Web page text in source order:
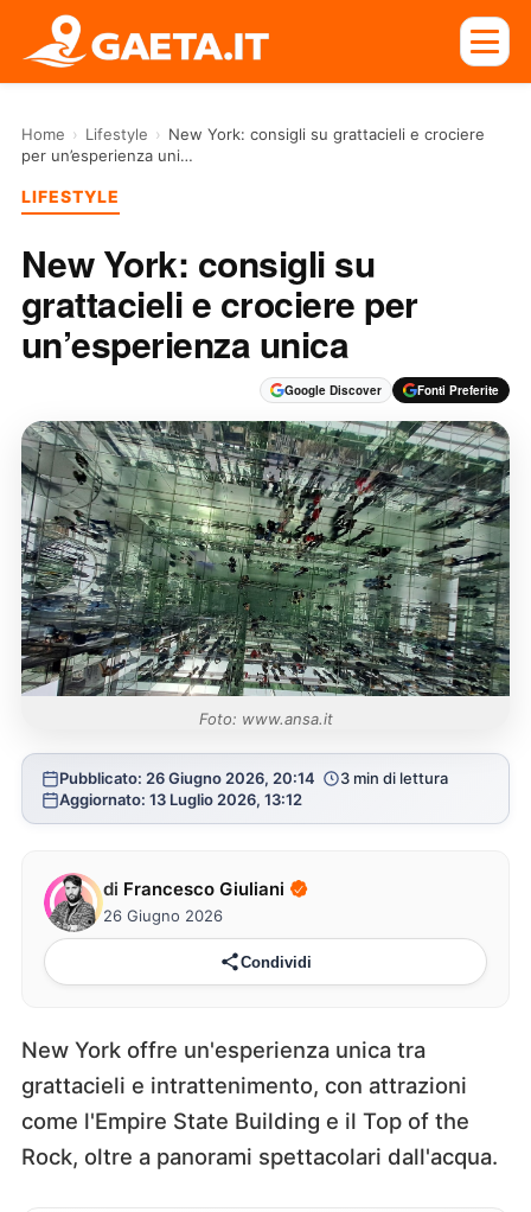
Home › Lifestyle › New York: consigli su grattacieli e crociere
per un’esperienza uni…
LIFESTYLE
New York: consigli su
grattacieli e crociere per
un’esperienza unica
Google Discover Fonti Preferite
Foto: www.ansa.it
Pubblicato: 26 Giugno 2026, 20:14
3 min di lettura
Aggiornato: 13 Luglio 2026, 13:12
di Francesco Giuliani
26 Giugno 2026
Condividi
New York offre un'esperienza unica tra
grattacieli e intrattenimento, con attrazioni
come l'Empire State Building e il Top of the
Rock, oltre a panorami spettacolari dall'acqua.